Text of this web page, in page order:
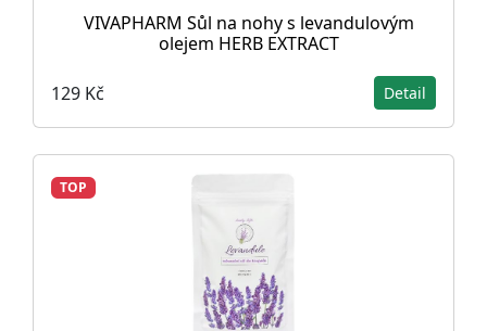
VIVAPHARM Sůl na nohy s levandulovým
olejem HERB EXTRACT
129 Kč Detail
TOP